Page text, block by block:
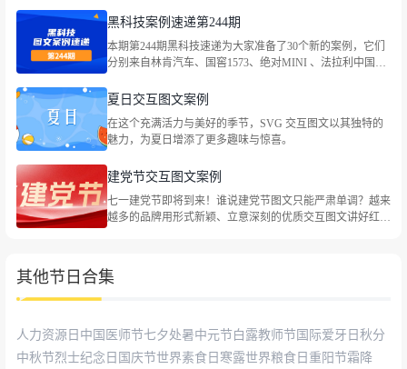
黑科技案例速递第244期
本期第244期黑科技速递为大家准备了30个新的案例，它们
分别来自林肯汽车、国窖1573、绝对MINI 、法拉利中国、
世喜、东风本田、最高人民法院、特仑苏、heytea喜茶、最
等主题。
夏日交互图文案例
在这个充满活力与美好的季节，SVG 交互图文以其独特的
魅力，为夏日增添了更多趣味与惊喜。
建党节交互图文案例
七一建党节即将到来！谁说建党节图文只能严肃单调？越来
越多的品牌用形式新颖、立意深刻的优质交互图文讲好红色
其他节日合集
人力资源日 中国医师节七夕处暑中元节白露教师节 国际爱牙日 秋分
中秋节烈士纪念日 国庆节世界素食日 寒露世界粮食日 重阳节霜降